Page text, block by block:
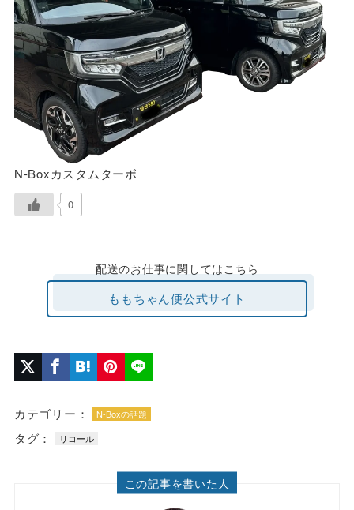
N-Boxカスタムターボ
0
配送のお仕事に関してはこちら
ももちゃん便公式サイト
カテゴリー： N-Boxの話題
タグ： リコール
この記事を書いた人